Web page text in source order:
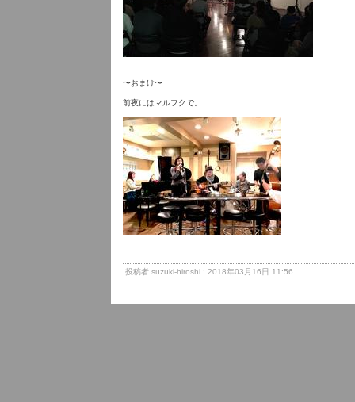
〜おまけ〜
前夜にはマルフクで。
投稿者 suzuki-hiroshi : 2018年03月16日 11:56